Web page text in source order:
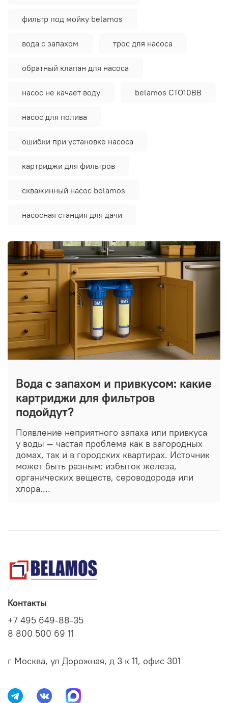
фильтр под мойку belamos
вода с запахом трос для насоса
обратный клапан для насоса
насос не качает воду belamos CTO10BB
насос для полива
ошибки при установке насоса
картриджи для фильтров
скважинный насос belamos
насосная станция для дачи
Вода с запахом и привкусом: какие
картриджи для фильтров
подойдут?
Появление неприятного запаха или привкуса
у воды — частая проблема как в загородных
домах, так и в городских квартирах. Источник
может быть разным: избыток железа,
органических веществ, сероводорода или
хлора....
Контакты
+7 495 649-88-35
8 800 500 69 11
г Москва, ул Дорожная, д 3 к 11, офис 301